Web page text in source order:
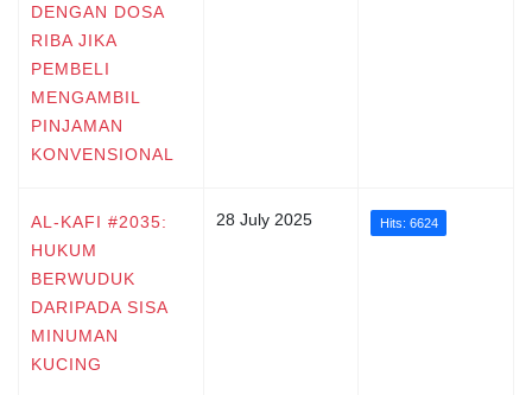
DENGAN DOSA
RIBA JIKA
PEMBELI
MENGAMBIL
PINJAMAN
KONVENSIONAL
AL-KAFI #2035:
HUKUM
BERWUDUK
DARIPADA SISA
MINUMAN
KUCING
28 July 2025 Hits: 6624